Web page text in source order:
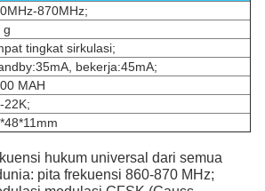
870MHz;
g
tingkat sirkulasi;
bekerja:45mA;
MAH
22K;
hukum universal dari semua
pita frekuensi 860-870 MHz;